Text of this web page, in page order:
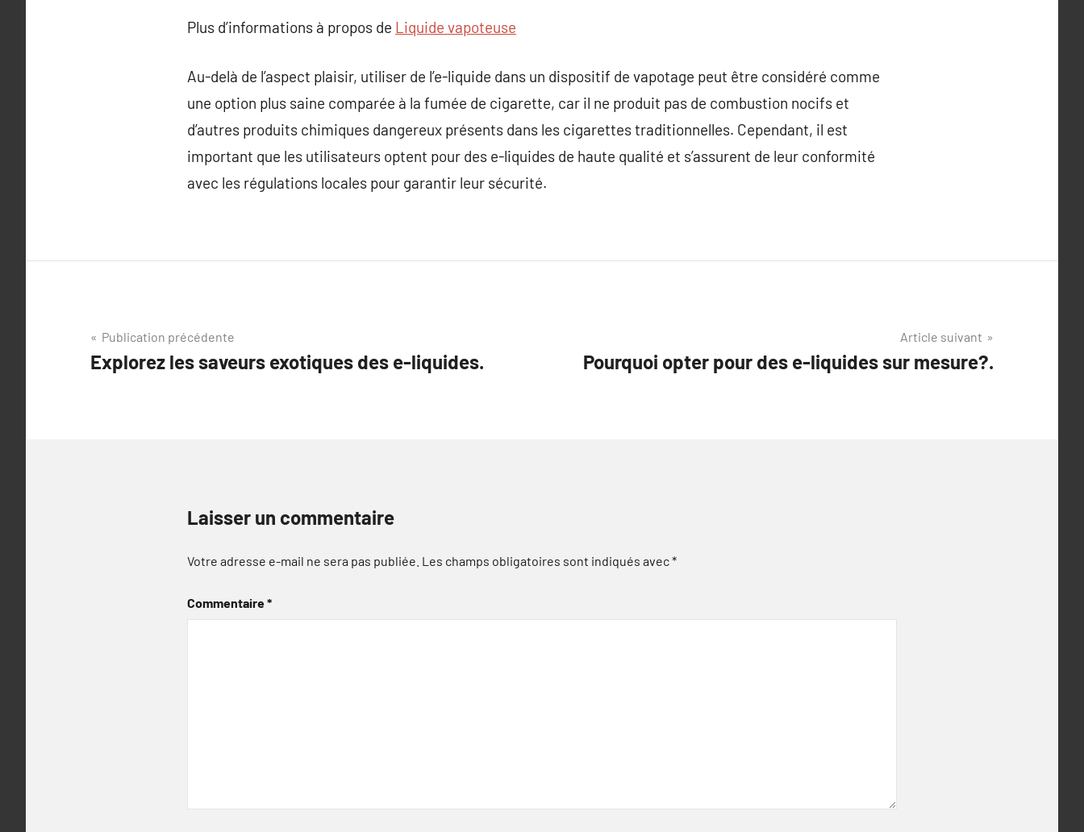
Plus d’informations à propos de Liquide vapoteuse
Au-delà de l’aspect plaisir, utiliser de l’e-liquide dans un dispositif de vapotage peut être considéré comme
une option plus saine comparée à la fumée de cigarette, car il ne produit pas de combustion nocifs et
d’autres produits chimiques dangereux présents dans les cigarettes traditionnelles. Cependant, il est
important que les utilisateurs optent pour des e-liquides de haute qualité et s’assurent de leur conformité
avec les régulations locales pour garantir leur sécurité.
Navigation
de
Publication précédente
Explorez les saveurs exotiques des e-liquides.
Article suivant
Pourquoi opter pour des e-liquides sur mesure?.
Laisser un commentaire
Votre adresse e-mail ne sera pas publiée. Les champs obligatoires sont indiqués avec*
Commentaire*